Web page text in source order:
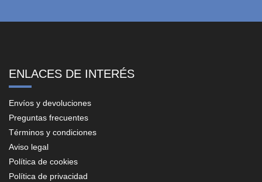
ENLACES DE INTERÉS
Envíos y devoluciones
Preguntas frecuentes
Términos y condiciones
Aviso legal
Política de cookies
Política de privacidad